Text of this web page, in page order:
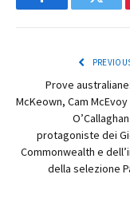
Facebook
Prove
McKeown, Cam
protagoniste dei
Commonwealth e
della selezione